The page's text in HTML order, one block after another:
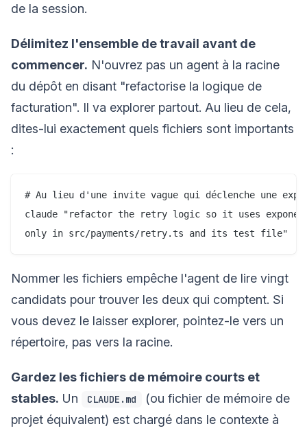
de la session.
Délimitez l'ensemble de travail avant de
commencer. N'ouvrez pas un agent à la racine
du dépôt en disant "refactorise la logique de
facturation". Il va explorer partout. Au lieu de cela,
dites-lui exactement quels fichiers sont importants
:
# Au lieu d'une invite vague qui déclenche une
claude "refactor the retry logic so it uses
Nommer les fichiers empêche l'agent de lire vingt
candidats pour trouver les deux qui comptent. Si
vous devez le laisser explorer, pointez-le vers un
répertoire, pas vers la racine.
Gardez les fichiers de mémoire courts et
stables. Un CLAUDE.md
(ou fichier de mémoire de
projet équivalent) est chargé dans le contexte à